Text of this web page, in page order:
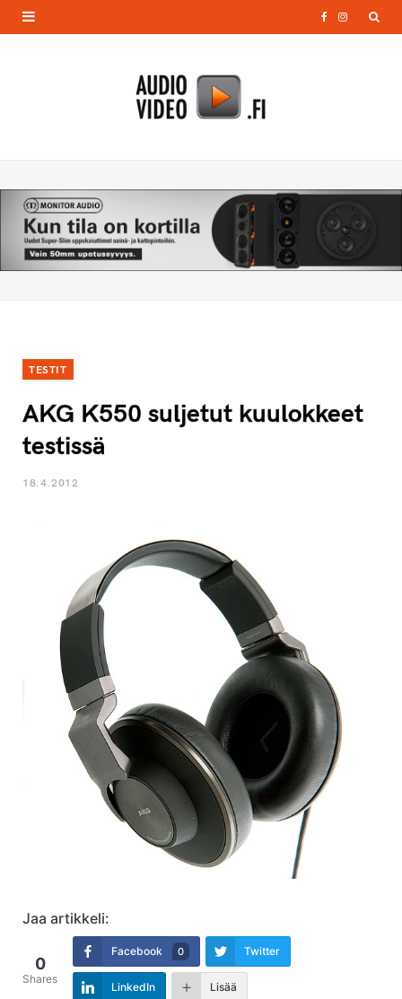
o
k
I
a
TESTIT
AKG K550 suljetut kuulokkeet
testissä
18.4.2012
Jaa artikkeli:
0
Shares
Facebook 0 Twitter
LinkedIn Lisää